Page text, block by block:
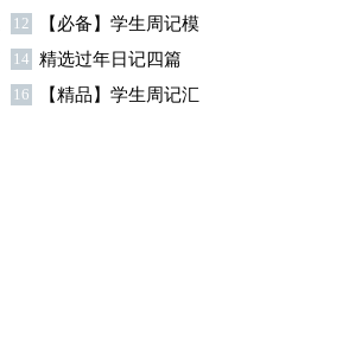
12
【必备】学生周记模
板锦集五篇
14 精选过年日记四篇
16
【精品】学生周记汇